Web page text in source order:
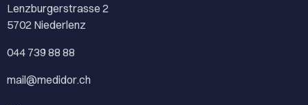
Lenzburgerstrasse 2
5702 Niederlenz
044 739 88 88
mail@medidor.ch